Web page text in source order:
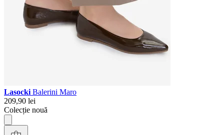
Lasocki Balerini Maro
209,90 lei
Colecție nouă